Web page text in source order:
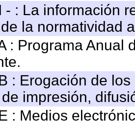
- : La información
la normatividad
: Programa Anual
: Erogación de
impresión,
: Medios